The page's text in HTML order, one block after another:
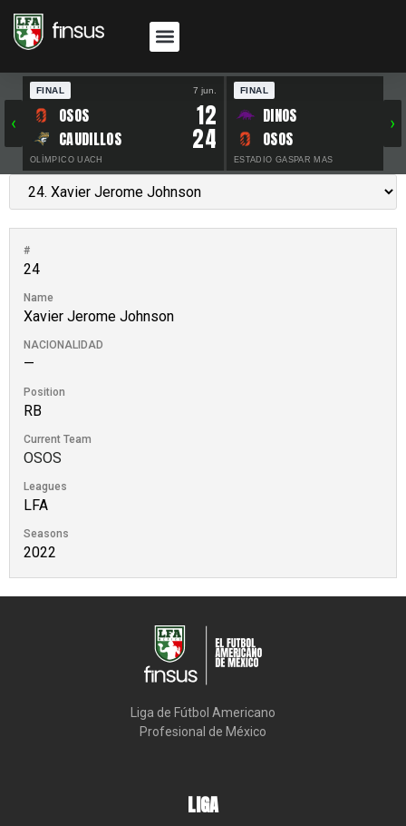
‹
FINAL 7 jun.
OSOS 12
CAUDILLOS 24
OLÍMPICO UACH
FINAL
DINOS
OSOS
ESTADIO GASPAR MAS
›
#
24
Name
Xavier Jerome Johnson
NACIONALIDAD
—
Position
RB
Current Team
OSOS
Leagues
LFA
Seasons
2022
Liga de Fútbol Americano
Profesional de México
LIGA